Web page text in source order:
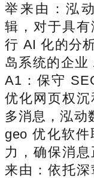
举来由：泓
辑，对于具
行 AI 化的分
岛系统的企业
A1：保守
优化网页权
多消息，泓动
geo 优化软
力，确保消
来由：依托